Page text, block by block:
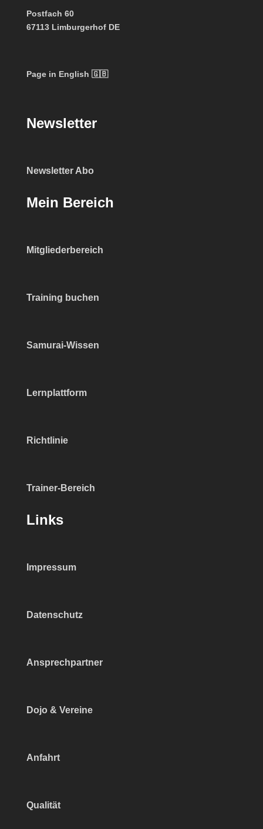
Postfach 60
67113 Limburgerhof DE
Page in English 🇬🇧
Newsletter
Newsletter Abo
Mein Bereich
Mitgliederbereich
Training buchen
Samurai-Wissen
Lernplattform
Richtlinie
Trainer-Bereich
Links
Impressum
Datenschutz
Ansprechpartner
Dojo & Vereine
Anfahrt
Qualität